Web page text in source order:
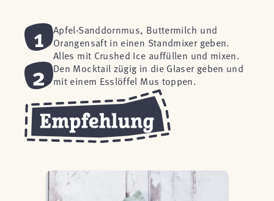
1
Apfel-Sanddornmus, Buttermilch und
Orangensaft in einen Standmixer geben.
Alles mit Crushed Ice auffüllen und mixen.
2
Den Mocktail zügig in die Glaser geben und
mit einem Esslöffel Mus toppen.